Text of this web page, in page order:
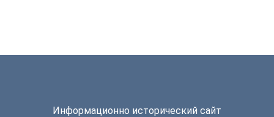
Информационно исторический сайт